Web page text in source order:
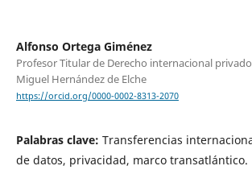
Alfonso Ortega Giménez
Profesor Titular de Derecho internacional
Miguel Hernández de Elche
https://orcid.org/0000-0002-8313-2070
Palabras clave: Transferencias
de datos, privacidad, marco transatlántico.